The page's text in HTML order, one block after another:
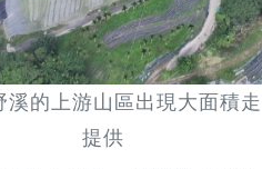
的上游山區出現大面積
提供